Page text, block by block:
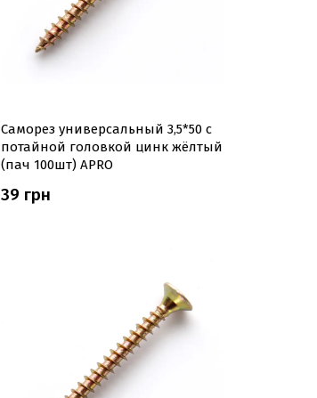
Саморез универсальный 3,5*50 с
потайной головкой цинк жёлтый
(пач 100шт) APRO
39 грн